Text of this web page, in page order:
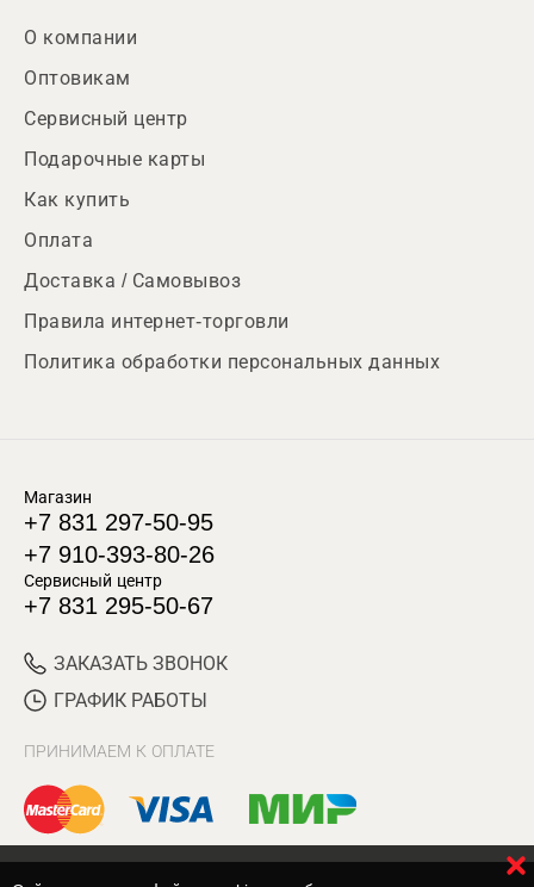
О компании
Оптовикам
Сервисный центр
Подарочные карты
Как купить
Оплата
Доставка / Самовывоз
Правила интернет-торговли
Политика обработки персональных данных
Магазин
+7 831 297-50-95
+7 910-393-80-26
Сервисный центр
+7 831 295-50-67
ЗАКАЗАТЬ ЗВОНОК
ГРАФИК РАБОТЫ
ПРИНИМАЕМ К ОПЛАТЕ